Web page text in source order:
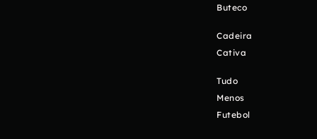
Buteco
Cadeira
Cativa
Tudo
Menos
Futebol